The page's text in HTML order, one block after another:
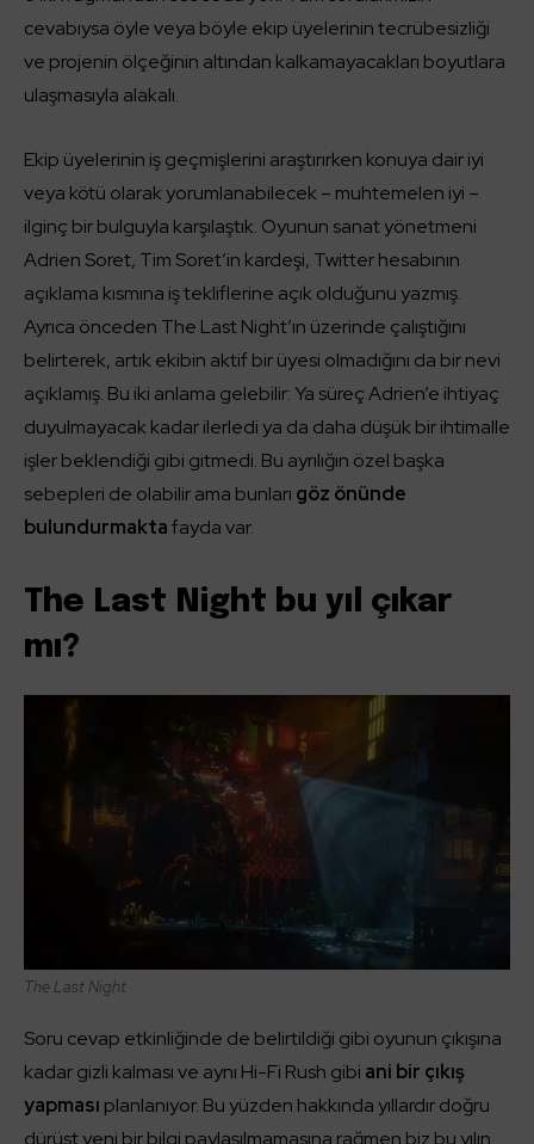
cevabıysa öyle veya böyle ekip üyelerinin tecrübesizliği
ve projenin ölçeğinin altından kalkamayacakları boyutlara
ulaşmasıyla alakalı.
Ekip üyelerinin iş geçmişlerini araştırırken konuya dair iyi
veya kötü olarak yorumlanabilecek – muhtemelen iyi –
ilginç bir bulguyla karşılaştık. Oyunun sanat yönetmeni
Adrien Soret, Tim Soret’in kardeşi, Twitter hesabının
açıklama kısmına iş tekliflerine açık olduğunu yazmış.
Ayrıca önceden The Last Night’ın üzerinde çalıştığını
belirterek, artık ekibin aktif bir üyesi olmadığını da bir nevi
açıklamış. Bu iki anlama gelebilir: Ya süreç Adrien’e ihtiyaç
duyulmayacak kadar ilerledi ya da daha düşük bir ihtimalle
işler beklendiği gibi gitmedi. Bu ayrılığın özel başka
sebepleri de olabilir ama bunları göz önünde
bulundurmaktafayda var.
The Last Night bu yıl çıkar
mı?
The Last Night
Soru cevap etkinliğinde de belirtildiği gibi oyunun çıkışına
kadar gizli kalması ve aynı Hi-Fi Rush gibi ani bir çıkış
yapması planlanıyor. Bu yüzden hakkında yıllardır doğru
dürüst yeni bir bilgi paylaşılmamasına rağmen biz bu yılın